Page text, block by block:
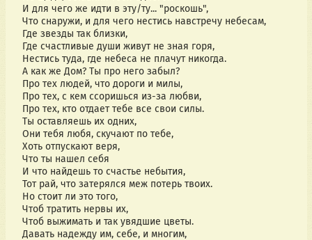
И для чего же идти в эту/ту... "роскошь",
Что снаружи, и для чего нестись навстречу небесам,
Где звезды так близки,
Где счастливые души живут не зная горя,
Нестись туда, где небеса не плачут никогда.
А как же Дом? Ты про него забыл?
Про тех людей, что дороги и милы,
Про тех, с кем ссоришься из-за любви,
Про тех, кто отдает тебе все свои силы.
Ты оставляешь их одних,
Они тебя любя, скучают по тебе,
Хоть отпускают веря,
Что ты нашел себя
И что найдешь то счастье небытия,
Тот рай, что затерялся меж потерь твоих.
Но стоит ли это того,
Чтоб тратить нервы их,
Чтоб выжимать и так увядшие цветы.
Давать надежду им, себе, и многим,